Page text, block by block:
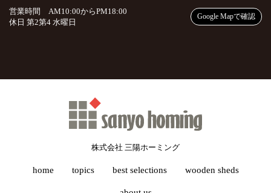
営業時間 AM10:00からPM18:00
休日 第2第4 水曜日
Google Mapで確認
株式会社 三陽ホーミング
home topics best selections wooden sheds